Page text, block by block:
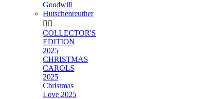
Goodwill
Hutschenreuther
 
COLLECTOR'S
EDITION
2025
CHRISTMAS
CAROLS
2025
Christmas
Love 2025